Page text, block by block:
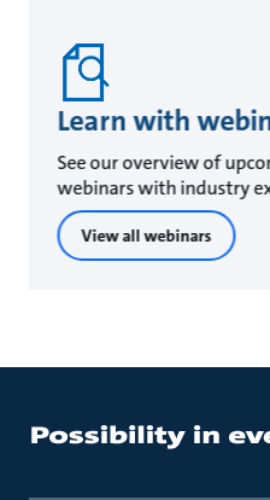
Learn with
See our overview of
webinars with industry
View all webinars